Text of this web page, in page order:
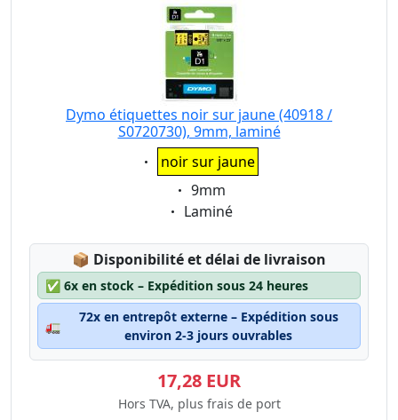
Dymo étiquettes noir sur jaune (40918 /
S0720730), 9mm, laminé
Eigenschaft:
noir sur jaune
Eigenschaft:
9mm
Eigenschaft:
Laminé
📦 Lagerstatus:
Disponibilité et délai de livraison
✅ 6x en stock – Expédition sous 24 heures
🚛
72x en entrepôt externe – Expédition sous
environ 2-3 jours ouvrables
17,28 EUR
Hors TVA, plus frais de port